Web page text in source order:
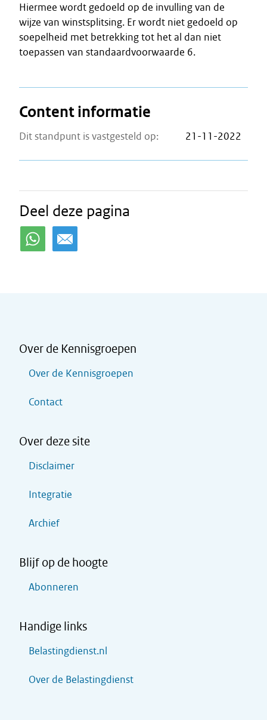
Hiermee wordt gedoeld op de invulling van de
wijze van winstsplitsing. Er wordt niet gedoeld op
soepelheid met betrekking tot het al dan niet
toepassen van standaardvoorwaarde 6.
Content informatie
Dit standpunt is vastgesteld op: 21-11-2022
Deel deze pagina
Over de Kennisgroepen
Over de Kennisgroepen
Contact
Over deze site
Disclaimer
Integratie
Archief
Blijf op de hoogte
Abonneren
Handige links
Belastingdienst.nl
Over de Belastingdienst